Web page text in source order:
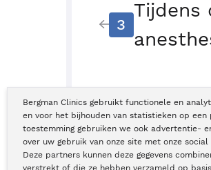
Bergman Clinics gebruikt functionele en
en voor het bijhouden van statistieken op
toestemming gebruiken we ook advertentie-
over uw gebruik van onze site met onze
Deze partners kunnen deze gegevens
3
Tijdens